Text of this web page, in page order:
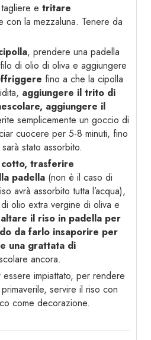
e tritare
con la mezzaluna. Tenere da
, prendere una padella
di olio di oliva e aggiungere
fino a che la cipolla
aggiungere il trito di
aggiungere il
semplicemente un goccio di
cuocere per 5-8 minuti, fino
stato assorbito.
trasferire
padella (non è il caso di
avrà assorbito tutta l’acqua),
olio extra vergine di oliva e
il riso in padella per
da farlo insaporire per
una grattata di
ancora.
impiattato, per rendere
servire il riso con
come decorazione.